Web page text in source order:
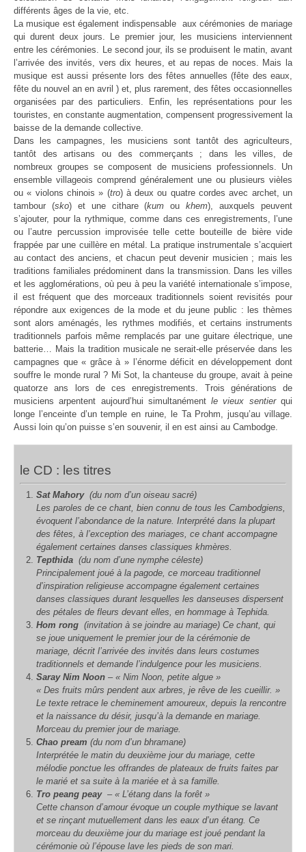
différents âges de la vie, etc.
La musique est également indispensable aux cérémonies de mariage
qui durent deux jours. Le premier jour, les musiciens interviennent
entre les cérémonies. Le second jour, ils se produisent le matin, avant
l’arrivée des invités, vers dix heures, et au repas de noces. Mais la
musique est aussi présente lors des fêtes annuelles (fête des eaux,
fête du nouvel an en avril ) et, plus rarement, des fêtes occasionnelles
organisées par des particuliers. Enfin, les représentations pour les
touristes, en constante augmentation, compensent progressivement la
baisse de la demande collective.
Dans les campagnes, les musiciens sont tantôt des agriculteurs,
tantôt des artisans ou des commerçants ; dans les villes, de
nombreux groupes se composent de musiciens professionnels. Un
ensemble villageois comprend généralement une ou plusieurs vièles
ou « violons chinois » (tro) à deux ou quatre cordes avec archet, un
tambour (sko) et une cithare (kum oukhem), auxquels peuvent
s’ajouter, pour la rythmique, comme dans ces enregistrements, l’une
ou l’autre percussion improvisée telle cette bouteille de bière vide
frappée par une cuillère en métal. La pratique instrumentale s’acquiert
au contact des anciens, et chacun peut devenir musicien ; mais les
traditions familiales prédominent dans la transmission. Dans les villes
et les agglomérations, où peu à peu la variété internationale s’impose,
il est fréquent que des morceaux traditionnels soient revisités pour
répondre aux exigences de la mode et du jeune public : les thèmes
sont alors aménagés, les rythmes modifiés, et certains instruments
traditionnels parfois même remplacés par une guitare électrique, une
batterie… Mais la tradition musicale ne serait-elle préservée dans les
campagnes que « grâce à » l’énorme déficit en développement dont
souffre le monde rural ? Mi Sot, la chanteuse du groupe, avait à peine
quatorze ans lors de ces enregistrements. Trois générations de
musiciens arpentent aujourd’hui simultanémentle vieux sentierqui
longe l’enceinte d’un temple en ruine, le Ta Prohm, jusqu’au village.
Aussi loin qu’on puisse s’en souvenir, il en est ainsi au Cambodge.
le CD : les titres
Sat Mahory(du nom d’un oiseau sacré)
Les paroles de ce chant, bien connu de tous les Cambodgiens,
évoquent l’abondance de la nature. Interprété dans la plupart
des fêtes, à l’exception des mariages, ce chant accompagne
également certaines danses classiques khmères.
Tepthida (du nom d’une nymphe céleste)
Principalement joué à la pagode, ce morceau traditionnel
d’inspiration religieuse accompagne également certaines
danses classiques durant lesquelles les danseuses dispersent
des pétales de fleurs devant elles, en hommage à Tephida.
Hom rong (invitation à se joindre au mariage) Ce chant, qui
se joue uniquement le premier jour de la cérémonie de
mariage, décrit l’arrivée des invités dans leurs costumes
traditionnels et demande l’indulgence pour les musiciens.
Saray Nim Noon – « Nim Noon, petite algue »
« Des fruits mûrs pendent aux arbres, je rêve de les cueillir. »
Le texte retrace le cheminement amoureux, depuis la rencontre
et la naissance du désir, jusqu’à la demande en mariage.
Morceau du premier jour de mariage.
Chao pream (du nom d’un bhramane)
Interprétée le matin du deuxième jour du mariage, cette
mélodie ponctue les offrandes de plateaux de fruits faites par
le marié et sa suite à la mariée et à sa famille.
Tro peang peay – « L’étang dans la forêt »
Cette chanson d’amour évoque un couple mythique se lavant
et se rinçant mutuellement dans les eaux d’un étang. Ce
morceau du deuxième jour du mariage est joué pendant la
cérémonie où l’épouse lave les pieds de son mari.